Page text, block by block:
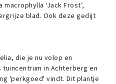
‘Jack Frost’,
blad. Ook deze gedijt
die je nu volop en
in Achterberg en
'perkgoed' vindt. Dit plantje